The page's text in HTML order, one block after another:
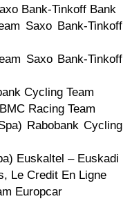
Bank-Tinkoff Bank
Saxo Bank-Tinkoff
Saxo Bank-Tinkoff
Cycling Team
Racing Team
Rabobank Cycling
Euskaltel – Euskadi
Le Credit En Ligne
Europcar